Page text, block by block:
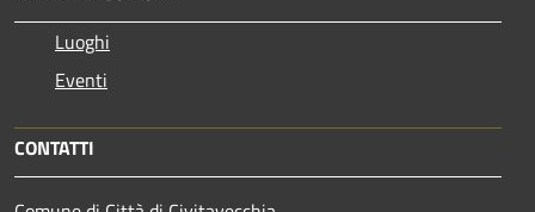
Luoghi
Eventi
CONTATTI